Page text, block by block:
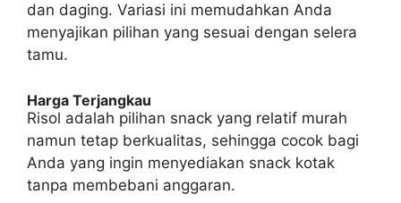
dan daging. Variasi ini memudahkan Anda
menyajikan pilihan yang sesuai dengan selera
tamu.
Harga Terjangkau
Risol adalah pilihan snack yang relatif murah
namun tetap berkualitas, sehingga cocok bagi
Anda yang ingin menyediakan snack kotak
tanpa membebani anggaran.